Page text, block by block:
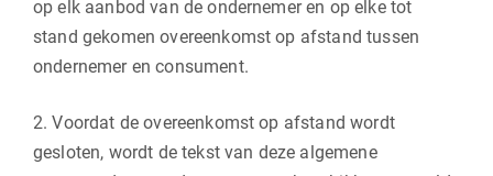
op elk aanbod van de ondernemer en op elke tot
stand gekomen overeenkomst op afstand tussen
ondernemer en consument.
2. Voordat de overeenkomst op afstand wordt
gesloten, wordt de tekst van deze algemene